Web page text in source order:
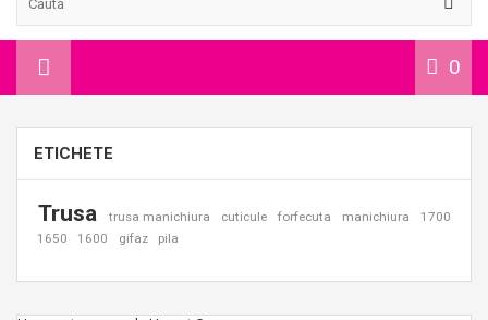
0
ETICHETE
Trusa trusa manichiura cuticule forfecuta manichiura
1700
1650
1600 gifaz pila